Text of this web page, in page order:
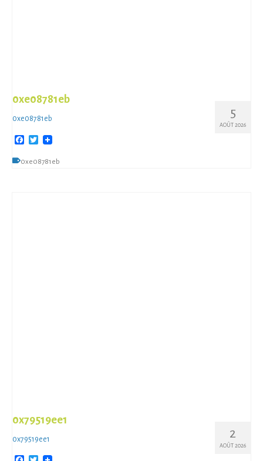
5
AOÛT 2026
0xe08781eb
0xe08781eb
Facebook
Twitter
0xe08781eb
2
AOÛT 2026
0x79519ee1
0x79519ee1